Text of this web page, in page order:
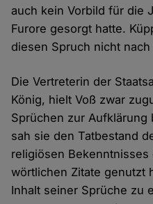
auch kein Vorbild für die
Furore gesorgt hatte.
diesen Spruch nicht nach
Die Vertreterin der
König, hielt Voß zwar
Sprüchen zur Aufklärung
sah sie den Tatbestand
religiösen
wörtlichen Zitate genutzt
Inhalt seiner Sprüche zu